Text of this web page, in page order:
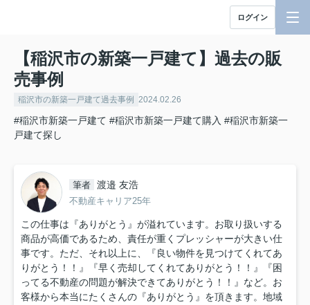
ログイン
【稲沢市の新築一戸建て】過去の販
売事例
稲沢市の新築一戸建て過去事例 2024.02.26
#稲沢市新築一戸建て #稲沢市新築一戸建て購入 #稲沢市新築一
戸建て探し
筆者 渡邉 友浩
不動産キャリア25年
この仕事は『ありがとう』が溢れています。お取り扱いする
商品が高価であるため、責任が重くプレッシャーが大きい仕
事です。ただ、それ以上に、『良い物件を見つけてくれてあ
りがとう！！』『早く売却してくれてありがとう！！』『困
ってる不動産の問題が解決できてありがとう！！』など。お
客様から本当にたくさんの『ありがとう』を頂きます。地域